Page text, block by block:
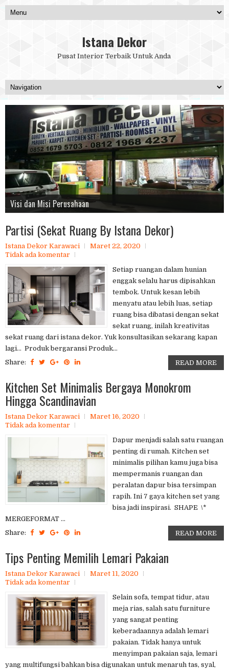
Istana Dekor
Pusat Interior Terbaik Untuk Anda
Pendirian Perusahaan
Visi dan Misi Perusahaan
Wallpaper
Gordyn
Kitchen Set
Partisi (Sekat Ruang By Istana Dekor)
Istana Dekor Karawaci
Maret 22, 2020
Tidak ada komentar
Setiap ruangan dalam hunian
enggak selalu harus dipisahkan
tembok. Untuk kesan lebih
menyatu atau lebih luas, setiap
ruang bisa dibatasi dengan sekat
sekat ruang, inilah kreativitas
sekat ruang dari istana dekor. Yuk konsultasikan sekarang kapan
lagi... Produk bergaransi Produk...
Share:
READ MORE
Kitchen Set Minimalis Bergaya Monokrom
Hingga Scandinavian
Istana Dekor Karawaci
Maret 16, 2020
Tidak ada komentar
Dapur menjadi salah satu ruangan
penting di rumah. Kitchen set
minimalis pilihan kamu juga bisa
mempermanis ruangan dan
peralatan dapur bisa tersimpan
rapih. Ini 7 gaya kitchen set yang
bisa jadi inspirasi. SHAPE \*
MERGEFORMAT ...
Share:
READ MORE
Tips Penting Memilih Lemari Pakaian
Istana Dekor Karawaci
Maret 11, 2020
Tidak ada komentar
Selain sofa, tempat tidur, atau
meja rias, salah satu furniture
yang sangat penting
keberadaannya adalah lemari
pakaian. Tidak hanya untuk
menyimpan pakaian saja, lemari
yang multifungsi bahkan bisa digunakan untuk menaruh tas, syal,